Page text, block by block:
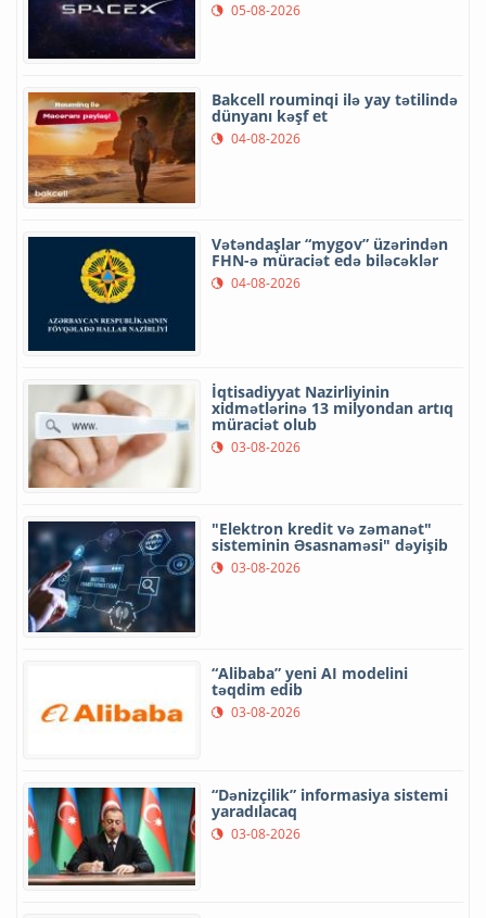
05-08-2026
Bakcell rouminqi ilə yay tətilində
dünyanı kəşf et
04-08-2026
Vətəndaşlar “mygov” üzərindən
FHN-ə müraciət edə biləcəklər
04-08-2026
İqtisadiyyat Nazirliyinin
xidmətlərinə 13 milyondan artıq
müraciət olub
03-08-2026
"Elektron kredit və zəmanət"
sisteminin Əsasnaməsi" dəyişib
03-08-2026
“Alibaba” yeni AI modelini
təqdim edib
03-08-2026
“Dənizçilik” informasiya sistemi
yaradılacaq
03-08-2026